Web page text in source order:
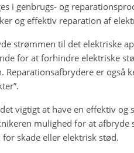
i genbrugs- og
og effektiv reparation af
strømmen til det elektriske
for at forhindre elektriske
er også
vigtigt at have en effektiv og
mulighed for at afbryde
skade eller elektrisk stød.